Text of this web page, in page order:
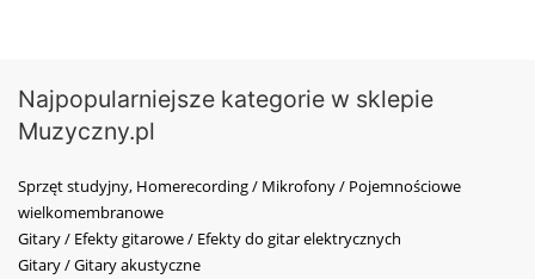
Najpopularniejsze kategorie w sklepie
Muzyczny.pl
Sprzęt studyjny, Homerecording / Mikrofony / Pojemnościowe
wielkomembranowe
Gitary / Efekty gitarowe / Efekty do gitar elektrycznych
Gitary / Gitary akustyczne